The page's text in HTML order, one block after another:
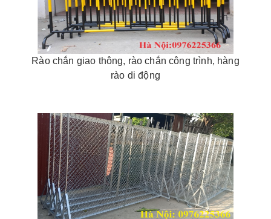
Rào chắn giao thông, rào chắn công trình, hàng
rào di động